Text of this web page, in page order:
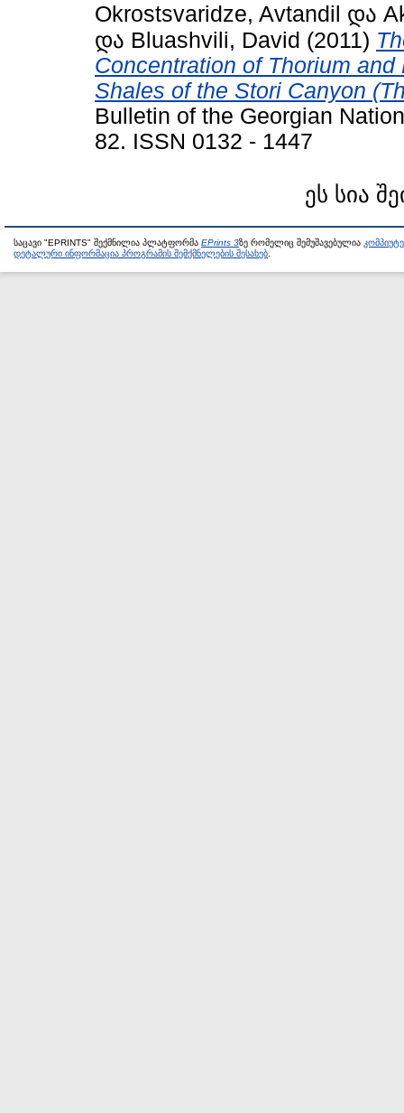
Okrostsvaridze, Avtandil და
და Bluashvili, David (2011)
Concentration of Thorium
Shales of the Stori Canyon
Bulletin of the Georgian
82. ISSN 0132 - 1447
ეს სია
საცავი "EPRINTS" შექმნილია პლატფორმა EPrints 3ზე რომელიც შემუშავებულია
დეტალური ინფორმაცია პროგრამის შემქმნელების შესახებ